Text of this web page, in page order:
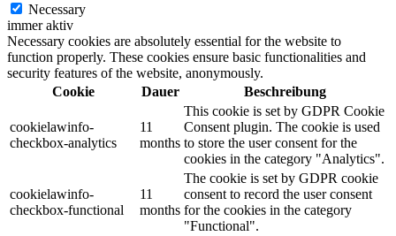
Necessary
immer aktiv
Necessary cookies are absolutely essential for the website to
function properly. These cookies ensure basic functionalities and
security features of the website, anonymously.
Cookie
Dauer Beschreibung
cookielawinfo-
checkbox-analytics
11
months
This cookie is set by GDPR Cookie
Consent plugin. The cookie is used
to store the user consent for the
cookies in the category "Analytics".
cookielawinfo-
checkbox-functional
11
months
The cookie is set by GDPR cookie
consent to record the user consent
for the cookies in the category
"Functional".